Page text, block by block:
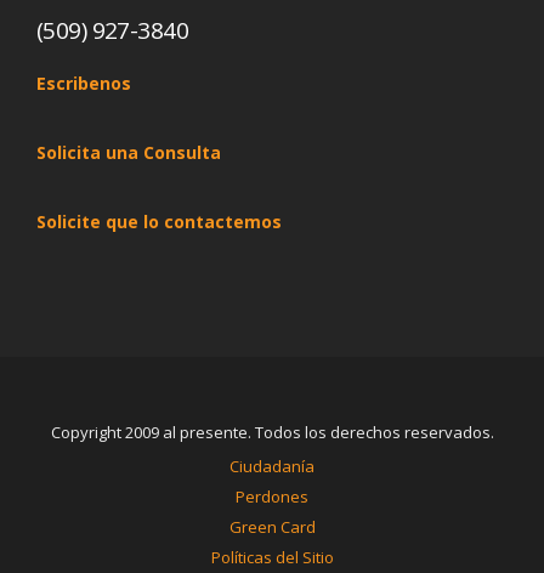
(509) 927-3840
Escribenos
Solicita una Consulta
Solicite que lo contactemos
Copyright 2009 al presente. Todos los derechos reservados.
Ciudadanía
Perdones
Green Card
Políticas del Sitio